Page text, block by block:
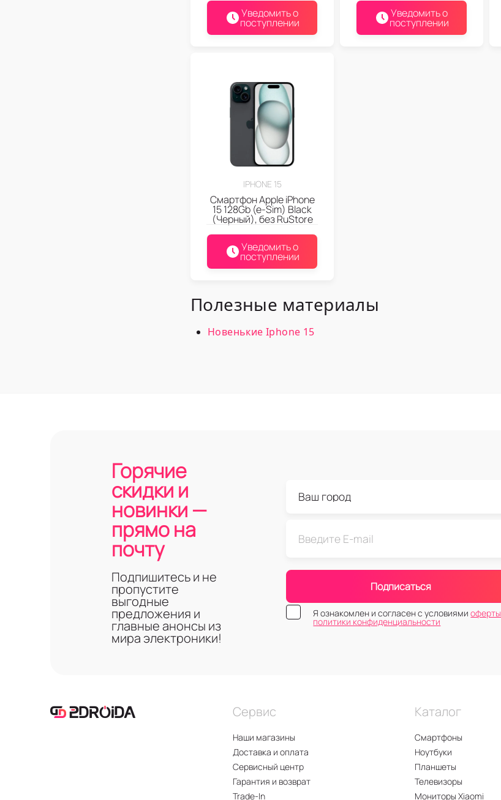
Уведомить о
поступлении
Уведомить о
поступлении
IPHONE 15
Смартфон Apple iPhone
15 128Gb (e-Sim) Black
(Черный), без RuStore
Уведомить о
поступлении
Полезные материалы
Новенькие Iphone 15
Горячие
скидки и
новинки —
прямо на
почту
Подпишитесь и не
пропустите
выгодные
предложения и
главные анонсы из
мира электроники!
Подписаться
Я ознакомлен и согласен с условиямиоферты
политики конфиденциальности
Сервис
Наши магазины
Доставка и оплата
Сервисный центр
Гарантия и возврат
Trade-In
Каталог
Смартфоны
Ноутбуки
Планшеты
Телевизоры
Мониторы Xiaomi